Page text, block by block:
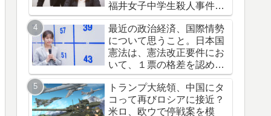
福井女子中学生殺人事件。
再審の結果、一転無罪に…
最近の政治経済、国際情勢
について思うこと。日本国
憲法は、憲法改正要件にお
いて、１票の格差を認めて
いる！？自衛隊のなんちゃ
って戦力
トランプ大統領、中国にタ
コって再びロシアに接近？
米ロ、欧ウで停戦案を模